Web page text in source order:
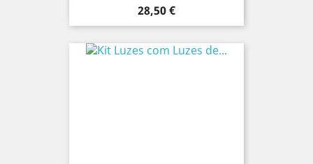
Preço
28,50 €